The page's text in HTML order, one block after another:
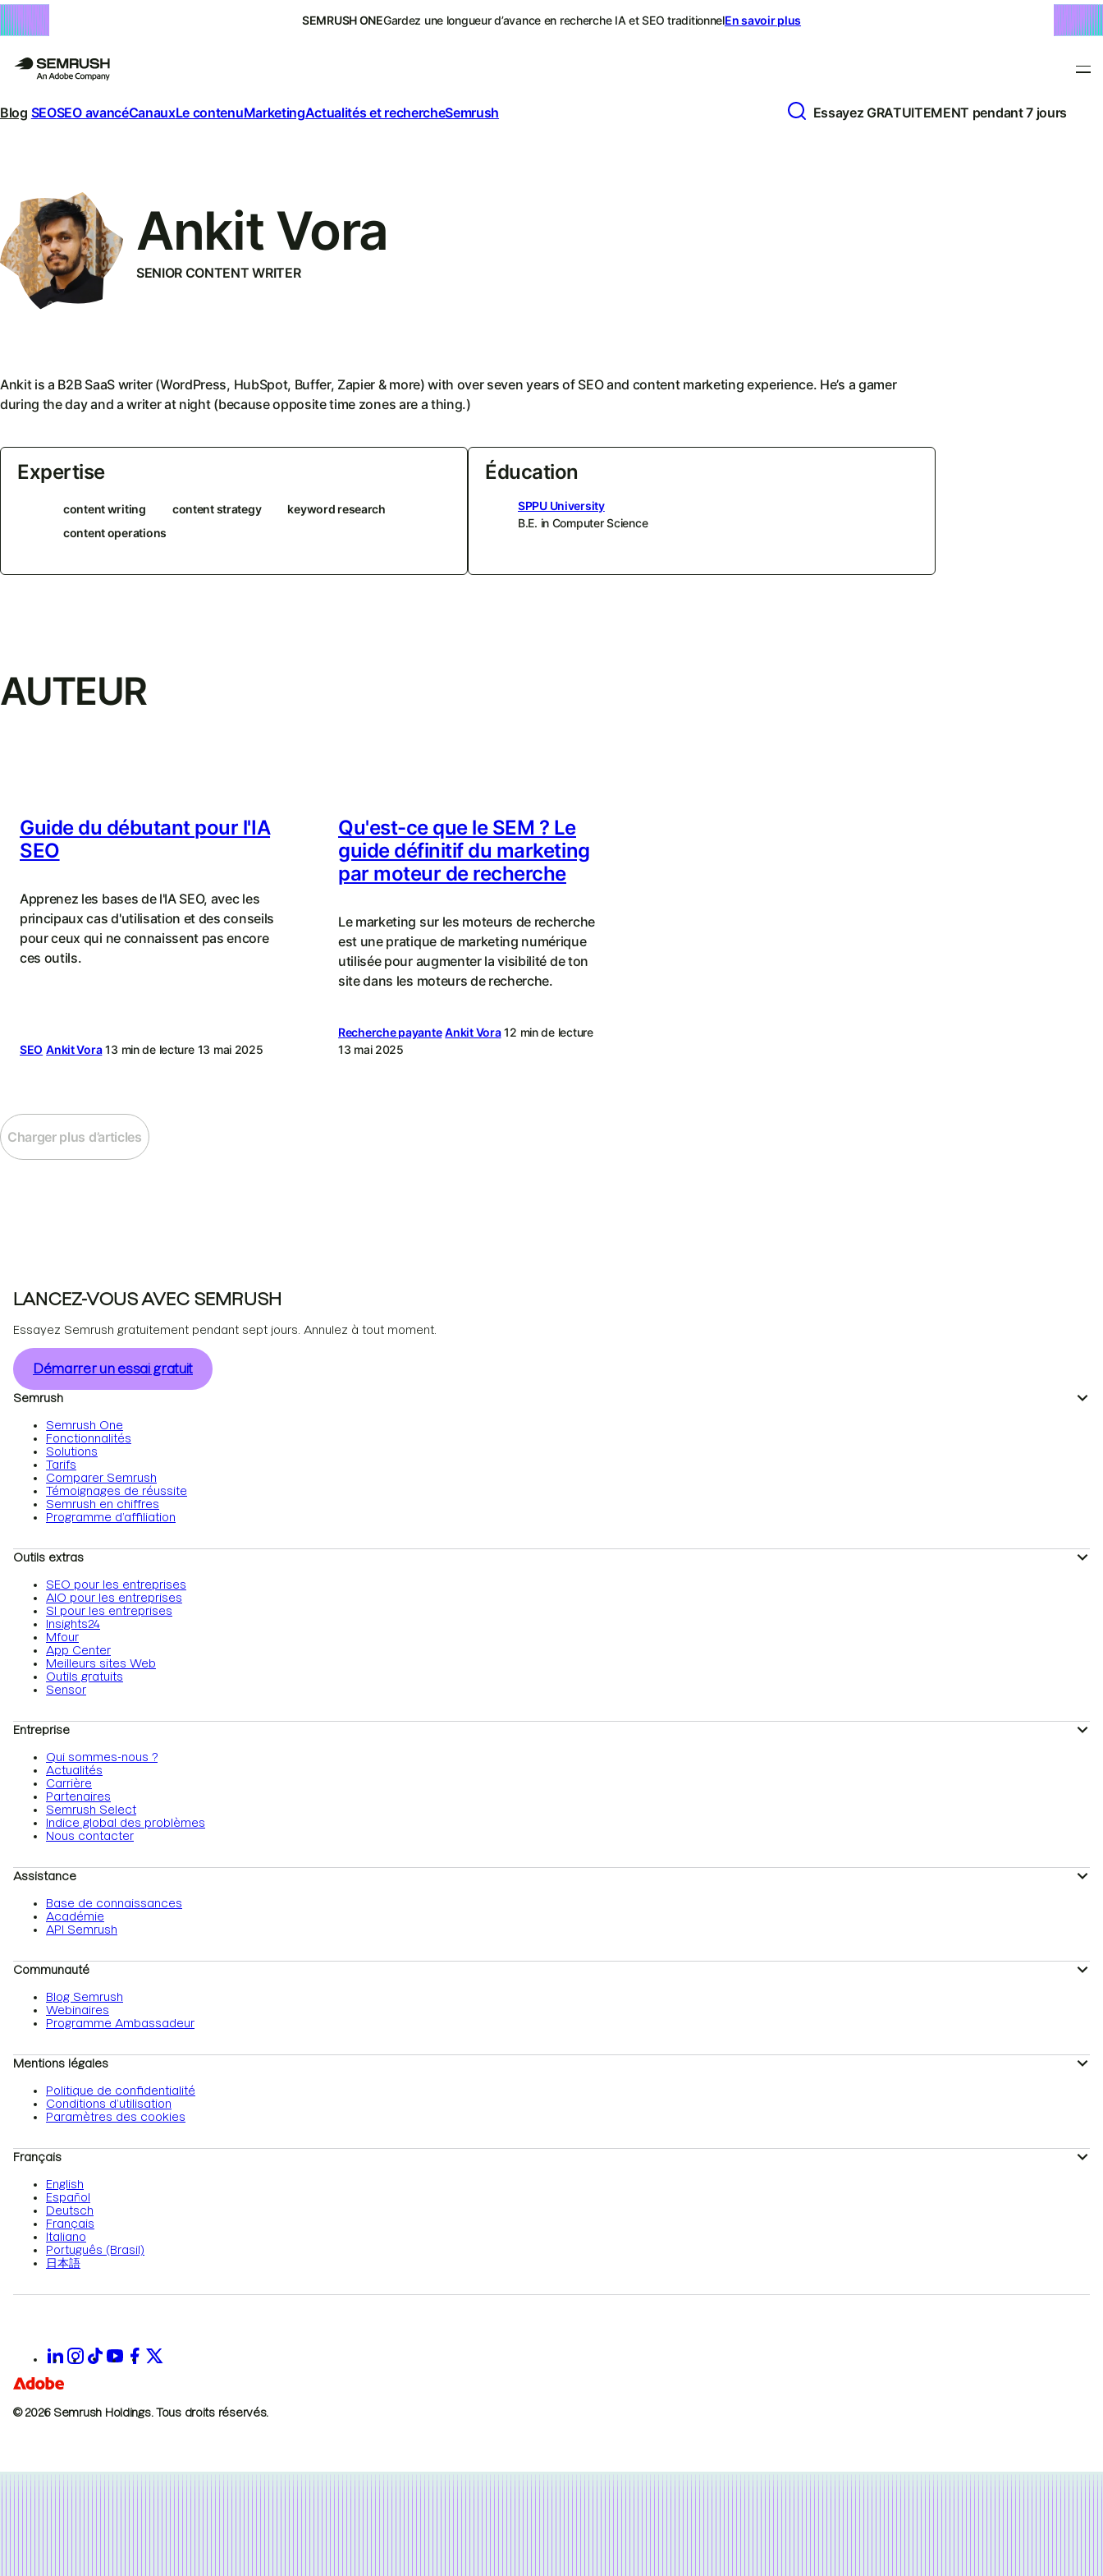
SEMRUSH ONEGardez une longueur d’avance en recherche IA et SEO traditionnelEn savoir plus
Blog SEOSEO avancéCanauxLe contenuMarketingActualités et rechercheSemrush Essayez GRATUITEMENT pendant 7 jours
Ankit Vora
SENIOR CONTENT WRITER
Ankit is a B2B SaaS writer (WordPress, HubSpot, Buffer, Zapier & more) with over seven years of SEO and content marketing experience. He’s a gamer
during the day and a writer at night (because opposite time zones are a thing.)
Expertise
content writing content strategy
keyword research
content operations
Éducation
SPPU University
B.E. in Computer Science
AUTEUR
Guide du débutant pour l'IA
SEO
Apprenez les bases de l'IA SEO, avec les
principaux cas d'utilisation et des conseils
pour ceux qui ne connaissent pas encore
ces outils.
SEO Ankit Vora 13 min de lecture 13 mai 2025
Qu'est-ce que le SEM ? Le
guide définitif du marketing
par moteur de recherche
Le marketing sur les moteurs de recherche
est une pratique de marketing numérique
utilisée pour augmenter la visibilité de ton
site dans les moteurs de recherche.
Recherche payante Ankit Vora 12 min de lecture
13 mai 2025
Charger plus d’articles
LANCEZ-VOUS AVEC SEMRUSH
Essayez Semrush gratuitement pendant sept jours. Annulez à tout moment.
Démarrer un essai gratuit
Semrush
Semrush One
Fonctionnalités
Solutions
Tarifs
Comparer Semrush
Témoignages de réussite
Semrush en chiffres
Programme d’affiliation
Outils extras
SEO pour les entreprises
AIO pour les entreprises
SI pour les entreprises
Insights24
Mfour
App Center
Meilleurs sites Web
Outils gratuits
Sensor
Entreprise
Qui sommes-nous ?
Actualités
Carrière
Partenaires
Semrush Select
Indice global des problèmes
Nous contacter
Assistance
Base de connaissances
Académie
API Semrush
Communauté
Blog Semrush
Webinaires
Programme Ambassadeur
Mentions légales
Politique de confidentialité
Conditions d’utilisation
Paramètres des cookies
Français
English
Español
Deutsch
Français
Italiano
Português (Brasil)
日本語
© 2026 Semrush Holdings. Tous droits réservés.